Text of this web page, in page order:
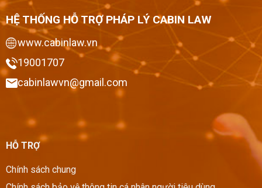
HỆ THỐNG HỖ TRỢ PHÁP LÝ CABIN LAW
www.cabinlaw.vn
19001707
cabinlawvn@gmail.com
HỖ TRỢ
Chính sách chung